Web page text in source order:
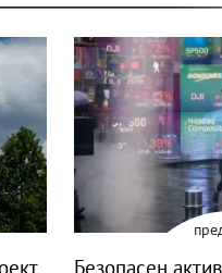
Безопасен